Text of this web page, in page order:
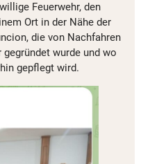
Feuerwehr, den
Ort in der Nähe der
die von Nachfahren
wurde und wo
gepflegt wird.